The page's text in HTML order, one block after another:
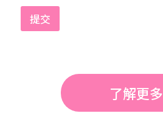
a
t
提交
了解更多